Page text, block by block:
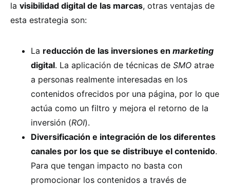
la visibilidad digital de las marcas, otras ventajas de
esta estrategia son:
La reducción de las inversiones en marketing
digital. La aplicación de técnicas de SMO atrae
a personas realmente interesadas en los
contenidos ofrecidos por una página, por lo que
actúa como un filtro y mejora el retorno de la
inversión (ROI).
Diversificación e integración de los diferentes
canales por los que se distribuye el contenido.
Para que tengan impacto no basta con
promocionar los contenidos a través de